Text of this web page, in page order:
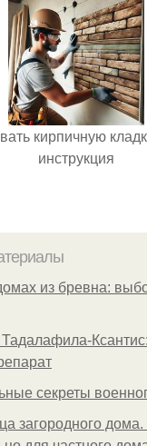
кирпичную
инструкция
из бревна:
секреты
загородного